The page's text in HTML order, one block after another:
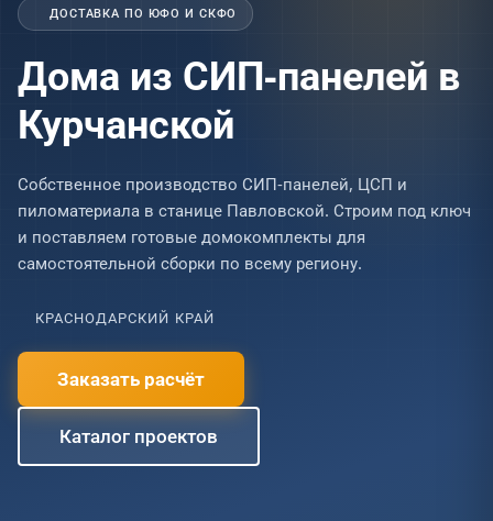
ДОСТАВКА ПО ЮФО И СКФО
Дома из СИП-панелей в
Курчанской
Собственное производство СИП-панелей, ЦСП и
пиломатериала в станице Павловской. Строим под ключ
и поставляем готовые домокомплекты для
самостоятельной сборки по всему региону.
КРАСНОДАРСКИЙ КРАЙ
Заказать расчёт
Каталог проектов